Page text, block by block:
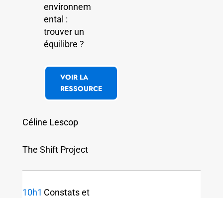
environnem
ental :
trouver un
équilibre ?
VOIR LA
RESSOURCE
Céline Lescop
The Shift Project
10h1 Constats et